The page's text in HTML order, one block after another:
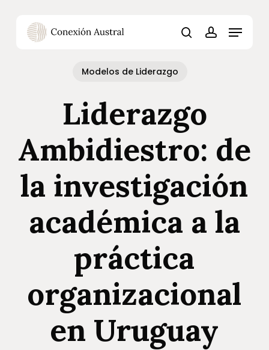
content
Menu
Modelos de Liderazgo
Liderazgo
Ambidiestro: de
la investigación
académica a la
práctica
organizacional
en Uruguay